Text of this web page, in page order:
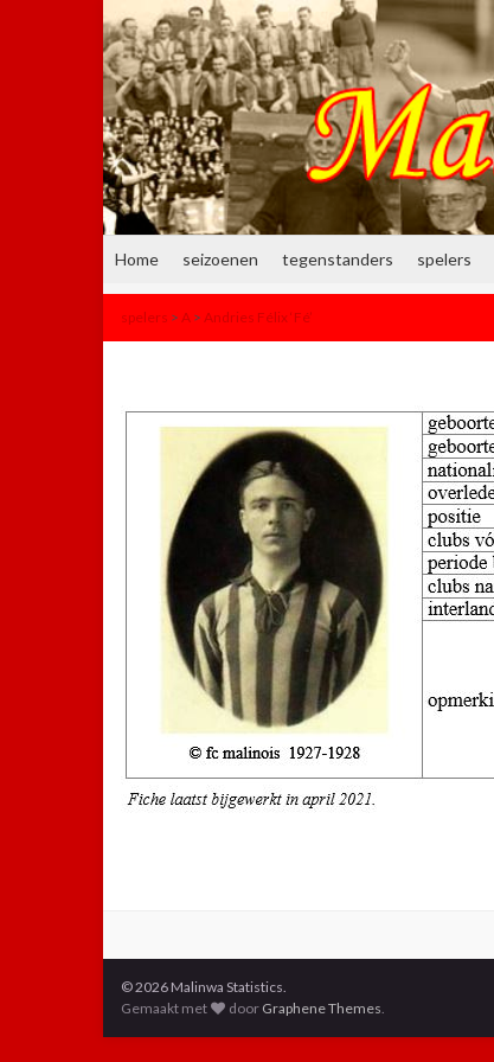
Home seizoenen tegenstanders spelers
spelers > A > Andries Félix ‘Fé’
© 2026 Malinwa Statistics.
Gemaakt met
door Graphene Themes.